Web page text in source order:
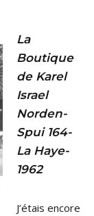
La
Boutique
de Karel
Israel
Norden-
Spui 164-
La Haye-
1962
J’étais encore